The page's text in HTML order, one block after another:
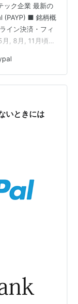
ック企業 最新の
(PAYP) ■ 銘柄概
イン決済・フィ
, 8月, 11月頃に
め、最新のIR
PayPal Investor
世界最大級のオ
…
いときには